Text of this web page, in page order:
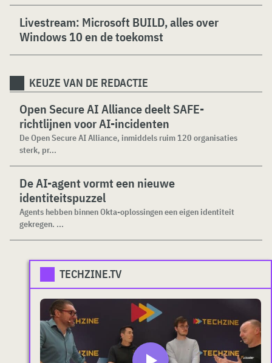
Livestream: Microsoft BUILD, alles over
Windows 10 en de toekomst
KEUZE VAN DE REDACTIE
Open Secure AI Alliance deelt SAFE-
richtlijnen voor AI-incidenten
De Open Secure AI Alliance, inmiddels ruim 120 organisaties
sterk, pr...
De AI-agent vormt een nieuwe
identiteitspuzzel
Agents hebben binnen Okta-oplossingen een eigen identiteit
gekregen. ...
TECHZINE.TV